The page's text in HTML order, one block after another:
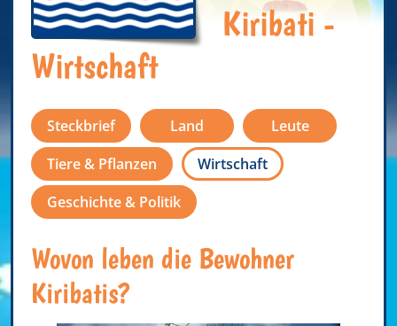
Kiribati -
Wirtschaft
Steckbrief Land
Leute
Tiere & Pflanzen
Wirtschaft
Geschichte & Politik
Wovon leben die Bewohner
Kiribatis?